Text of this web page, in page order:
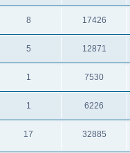
8 17426
5 12871
1 7530
1 6226
17 32885